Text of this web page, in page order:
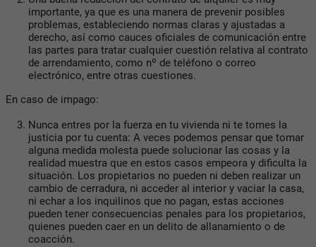
importante, ya que es una manera de prevenir posibles
problemas, estableciendo normas claras y ajustadas a
derecho, así como cauces oficiales de comunicación entre
las partes para tratar cualquier cuestión relativa al contrato
de arrendamiento, como nº de teléfono o correo
electrónico, entre otras cuestiones.
En caso de impago:
Nunca entres por la fuerza en tu vivienda ni te tomes la
justicia por tu cuenta: A veces podemos pensar que tomar
alguna medida molesta puede solucionar las cosas y la
realidad muestra que en estos casos empeora y dificulta la
situación. Los propietarios no pueden ni deben realizar un
cambio de cerradura, ni acceder al interior y vaciar la casa,
ni echar a los inquilinos que no pagan, estas acciones
pueden tener consecuencias penales para los propietarios,
quienes pueden caer en un delito de allanamiento o de
coacción.